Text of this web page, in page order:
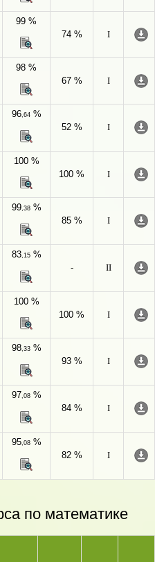
99 %
74 %
I
98 %
67 %
I
96,64%
52 %
I
100 %
100 %
I
99,38%
85 %
I
83,15%
-
II
100 %
100 %
I
98,33%
93 %
I
97,08%
84 %
I
95,08%
82 %
I
по математике